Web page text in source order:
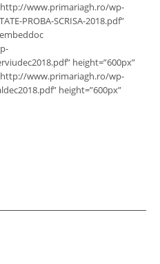
www.primariagh.ro/wp-
PROBA-SCRISA-2018.pdf”
height=”600px”
www.primariagh.ro/wp-
height=”600px”